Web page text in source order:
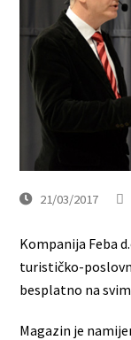
21/03/2017
Kompanija Feba
turističko-
besplatno na
Magazin je